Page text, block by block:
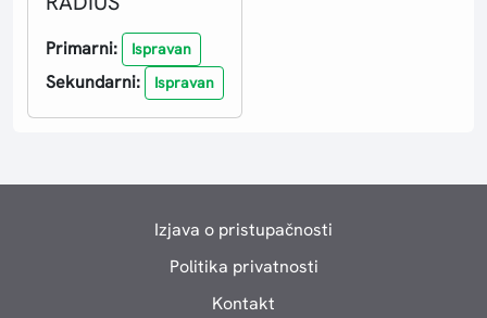
Primarni: Ispravan
Sekundarni: Ispravan
Izjava o pristupačnosti
Politika privatnosti
Kontakt